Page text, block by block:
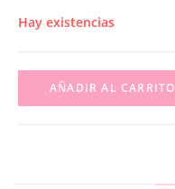
Hay existencias
AÑADIR AL CARRITO